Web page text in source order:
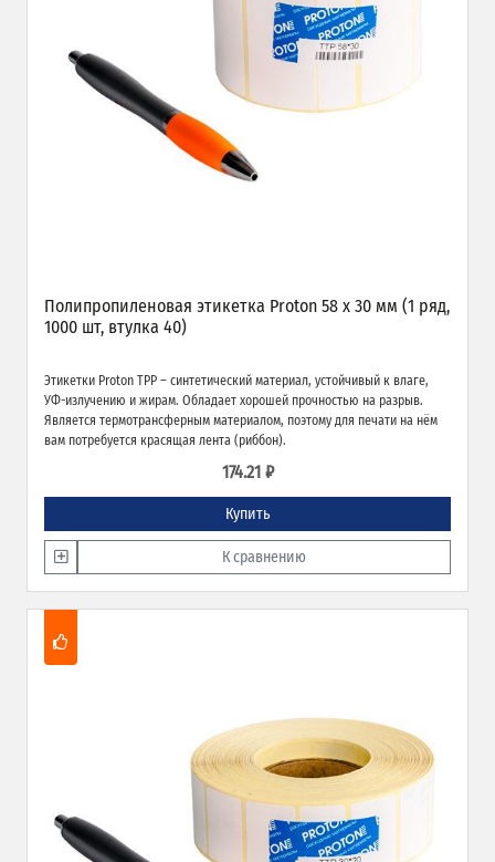
Полипропиленовая этикетка Proton 58 x 30 мм (1 ряд,
1000 шт, втулка 40)
Этикетки Proton TPP – синтетический материал, устойчивый к влаге,
УФ-излучению и жирам. Обладает хорошей прочностью на разрыв.
Является термотрансферным материалом, поэтому для печати на нём
вам потребуется красящая лента (риббон).
174.21 ₽
Купить
К сравнению